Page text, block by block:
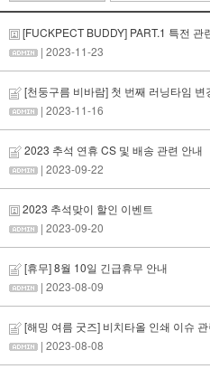
[FUCKPECT BUDDY] PART.1 특전 관
| 2023-11-23
[천둥구름 비바람] 첫 번째 러닝타임 변
| 2023-11-16
2023 추석 연휴 CS 및 배송 관련 안내
| 2023-09-22
2023 추석맞이 할인 이벤트
| 2023-09-20
[휴무] 8월 10일 긴급휴무 안내
| 2023-08-09
[해밍 여름 굿즈] 비치타올 인쇄 이슈
| 2023-08-08